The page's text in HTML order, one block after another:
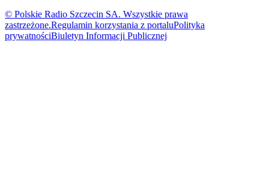
© Polskie Radio Szczecin SA. Wszystkie prawa
zastrzeżone.Regulamin korzystania z portaluPolityka
prywatnościBiuletyn Informacji Publicznej